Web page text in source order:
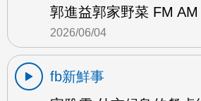
郭進益郭家野菜 FM AM
2026/06/04
fb新鮮事